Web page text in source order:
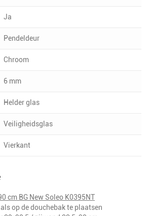
Ja
Pendeldeur
Chroom
6 mm
Helder glas
Veiligheidsglas
Vierkant
cm BG New Soleo K0395NT
op de douchebak te plaatsen